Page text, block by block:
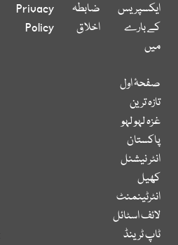
ایکسپریس
کے بارے
میں
ضابطہ
اخلاق
Privacy
Policy
صفحۂ اول
تازہ ترین
غزہ لہو لہو
پاکستان
انٹر نیشنل
کھیل
انٹرٹینمنٹ
لائف اسٹائل
ٹاپ ٹرینڈ